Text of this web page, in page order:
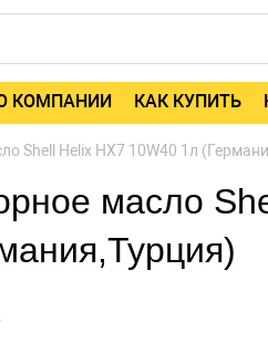
КОМПАНИИ КАК КУПИТЬ
Shell Helix HX7 10W40 1л
масло